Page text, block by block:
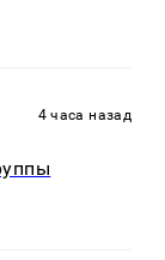
4 часа назад